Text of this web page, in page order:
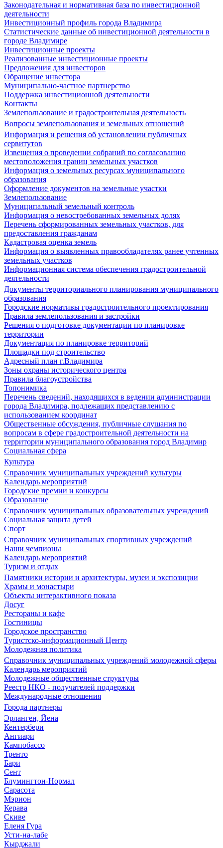
Законодательная и нормативная база по инвестиционной
деятельности
Инвестиционный профиль города Владимира
Статистические данные об инвестиционной деятельности в
городе Владимире
Инвестиционные проекты
Реализованные инвестиционные проекты
Предложения для инвесторов
Обращение инвестора
Муниципально-частное партнерство
Поддержка инвестиционной деятельности
Контакты
Землепользование и градостроительная деятельность
Вопросы землепользования и земельных отношений
Информация и решения об установлении публичных
сервитутов
Извещения о проведении собраний по согласованию
местоположения границ земельных участков
Информация о земельных ресурсах муниципального
образования
Оформление документов на земельные участки
Землепользование
Муниципальный земельный контроль
Информация о невостребованных земельных долях
Перечень сформированных земельных участков, для
предоставления гражданам
Кадастровая оценка земель
Информация о выявленных правообладателях ранее учтенных
земельных участков
Информационная система обеспечения градостроительной
деятельности
Документы территориального планирования муниципального
образования
Городские нормативы градостроительного проектирования
Правила землепользования и застройки
Решения о подготовке документации по планировке
территории
Документация по планировке территорий
Площадки под строительство
Адресный план г.Владимира
Зоны охраны исторического центра
Правила благоустройства
Топонимика
Перечень сведений, находящихся в ведении администрации
города Владимира, подлежащих представлению с
использованием координат
Общественные обсуждения, публичные слушания по
вопросам в сфере градостроительной деятельности на
территории муниципального образования город Владимир
Социальная сфера
Культура
Справочник муниципальных учреждений культуры
Календарь мероприятий
Городские премии и конкурсы
Образование
Справочник муниципальных образовательных учреждений
Социальная защита детей
Спорт
Справочник муниципальных спортивных учреждений
Наши чемпионы
Календарь мероприятий
Туризм и отдых
Памятники истории и архитектуры, музеи и экспозиции
Храмы и монастыри
Объекты интерактивного показа
Досуг
Рестораны и кафе
Гостиницы
Городское пространство
Туристско-информационный Центр
Молодежная политика
Справочник муниципальных учреждений молодежной сферы
Календарь мероприятий
Молодежные общественные структуры
Реестр НКО - получателей поддержки
Международные отношения
Города партнеры
Эрланген, Йена
Кентербери
Ангиари
Кампобассо
Тренто
Бари
Сент
Блумингтон-Нормал
Сарасота
Мэрион
Керава
Скиве
Еленя Гура
Усти-на-лабе
Кырджали